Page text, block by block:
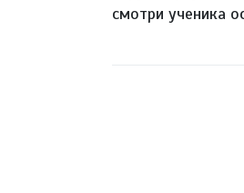
смотри ученика